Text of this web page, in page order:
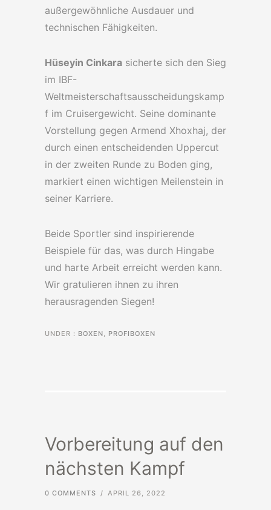
außergewöhnliche Ausdauer und
technischen Fähigkeiten.
Hüseyin Cinkara sicherte sich den Sieg
im IBF-
Weltmeisterschaftsausscheidungskamp
f im Cruisergewicht. Seine dominante
Vorstellung gegen Armend Xhoxhaj, der
durch einen entscheidenden Uppercut
in der zweiten Runde zu Boden ging,
markiert einen wichtigen Meilenstein in
seiner Karriere.
Beide Sportler sind inspirierende
Beispiele für das, was durch Hingabe
und harte Arbeit erreicht werden kann.
Wir gratulieren ihnen zu ihren
herausragenden Siegen!
UNDER : BOXEN, PROFIBOXEN
Vorbereitung auf den
nächsten Kampf
0 COMMENTS / APRIL 26, 2022